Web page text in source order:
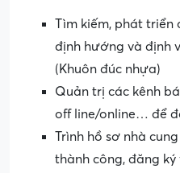
Tìm kiếm, phát triển
định hướng và định
(Khuôn đúc nhựa)
Quản trị các kênh
off line/online… để
Trình hồ sơ nhà
thành công, đăng